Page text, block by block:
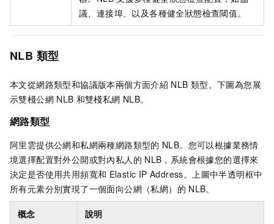
議、連接埠、以及各種健全狀態檢查閾值。
NLB 類型
本文從網路類型和協議版本兩個方面介紹 NLB 類型。下圖為您展
示雙棧公網 NLB 和雙棧私網 NLB。
網路類型
阿里雲提供公網和私網兩種網路類型的 NLB。您可以根據業務情
境選擇配置對外公開或對內私人的 NLB ，系統會根據您的選擇來
決定是否使用共用頻寬和 Elastic IP Address。上圖中半透明框中
所有元素分別實現了一個面向公網（私網）的 NLB。
概念 說明